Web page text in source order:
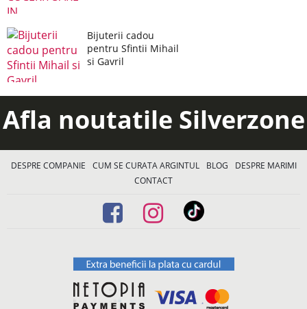
Bijuterii cadou
pentru Sfintii Mihail
si Gavril
Afla noutatile Silverzone
DESPRE COMPANIE CUM SE CURATA ARGINTUL BLOG
DESPRE MARIMI
CONTACT